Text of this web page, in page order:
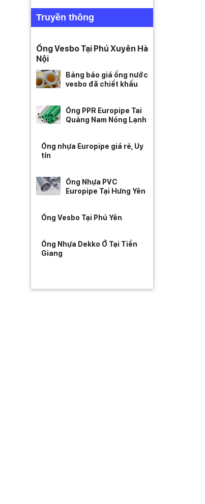
Truyền thông
Ống Vesbo Tại Phú Xuyên Hà
Nội
Bảng báo giá ống nước
vesbo đã chiết khấu
Ống PPR Europipe Tai
Quảng Nam Nóng Lạnh
Ống nhựa Europipe giá rẻ, Uy
tín
Ống Nhựa PVC
Europipe Tại Hưng Yên
Ống Vesbo Tại Phú Yên
Ống Nhựa Dekko Ở Tại Tiền
Giang